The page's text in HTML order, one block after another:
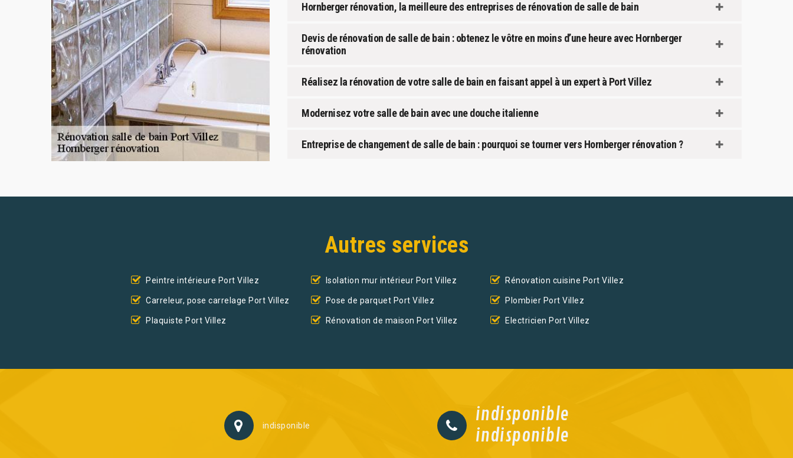
Hornberger rénovation, la meilleure des entreprises de rénovation de salle de bain
Devis de rénovation de salle de bain : obtenez le vôtre en moins d’une heure avec Hornberger
rénovation
Réalisez la rénovation de votre salle de bain en faisant appel à un expert à Port Villez
Modernisez votre salle de bain avec une douche italienne
Entreprise de changement de salle de bain : pourquoi se tourner vers Hornberger rénovation ?
Autres services
Peintre intérieure Port Villez
Carreleur, pose carrelage Port Villez
Plaquiste Port Villez
Isolation mur intérieur Port Villez
Pose de parquet Port Villez
Rénovation de maison Port Villez
Rénovation cuisine Port Villez
Plombier Port Villez
Electricien Port Villez
indisponible
indisponible
indisponible